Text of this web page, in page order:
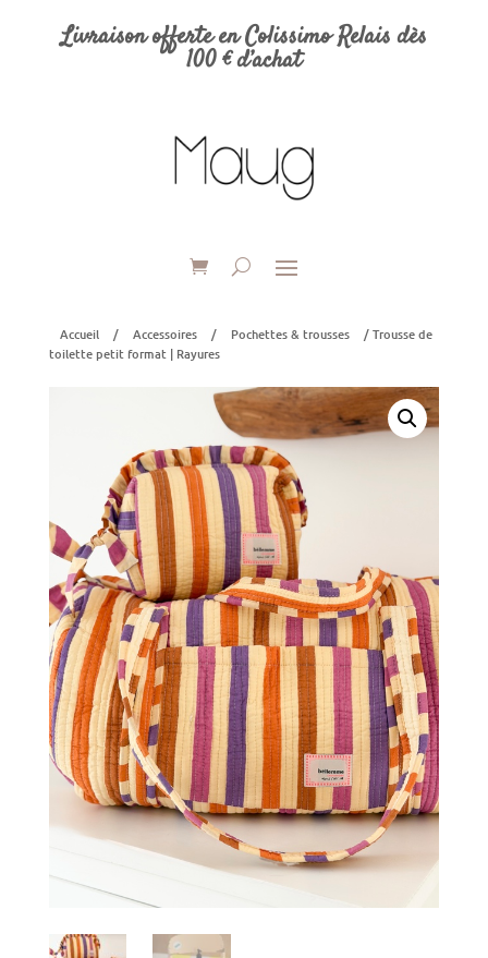
Livraison offerte en Colissimo Relais dès
100 € d’achat
Accueil / Accessoires / Pochettes & trousses
/ Trousse de
toilette petit format | Rayures